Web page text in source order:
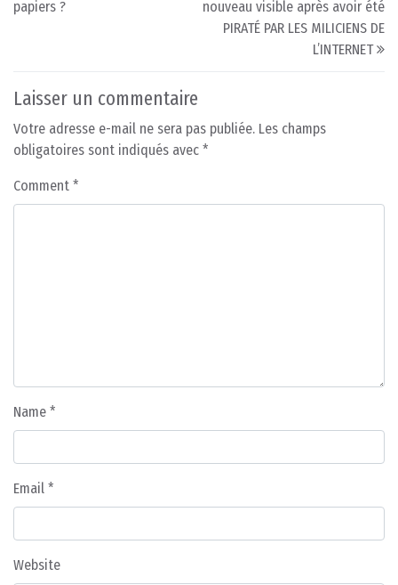
papiers ?
nouveau visible après avoir été
PIRATÉ PAR LES MILICIENS DE
L’INTERNET
Laisser un commentaire
Votre adresse e-mail ne sera pas publiée. Les champs
obligatoires sont indiqués avec *
Comment *
Name *
Email *
Website